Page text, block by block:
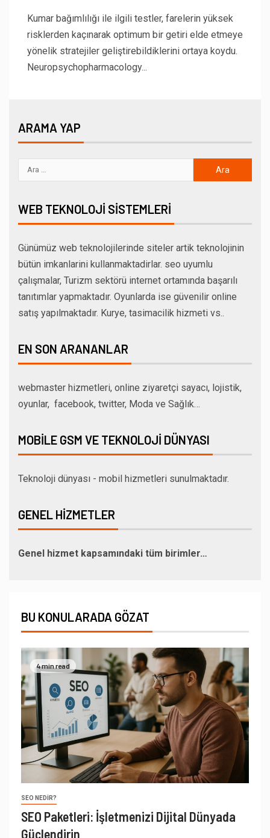
Kumar bağımlılığı ile ilgili testler, farelerin yüksek
risklerden kaçınarak optimum bir getiri elde etmeye
yönelik stratejiler geliştirebildiklerini ortaya koydu.
Neuropsychopharmacology...
ARAMA YAP
WEB TEKNOLOJI SISTEMLERI
Günümüz web teknolojilerinde siteler artik teknolojinin
bütün imkanlarini kullanmaktadirlar. seo uyumlu
çalışmalar, Turizm sektörü internet ortamında başarılı
tanıtımlar yapmaktadır. Oyunlarda ise güvenilir online
satış yapılmaktadır. Kurye, tasimacilik hizmeti vs..
EN SON ARANANLAR
webmaster hizmetleri, online ziyaretçi sayacı, lojistik,
oyunlar, facebook, twitter, Moda ve Sağlık…
MOBILE GSM VE TEKNOLOJI DÜNYASI
Teknoloji dünyası - mobil hizmetleri sunulmaktadır.
GENEL HIZMETLER
Genel hizmet kapsamındaki tüm birimler…
BU KONULARADA GÖZAT
4 min read
SEO NEDIR?
SEO Paketleri: İşletmenizi Dijital Dünyada
Güçlendirin